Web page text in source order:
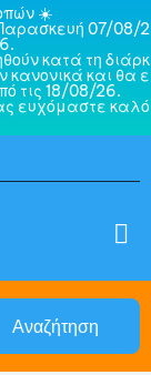
☀️
07/08/2
κατά τη διάρκ
και θα ε
τις 18/08/26.
ευχόμαστε καλό
Αναζήτηση